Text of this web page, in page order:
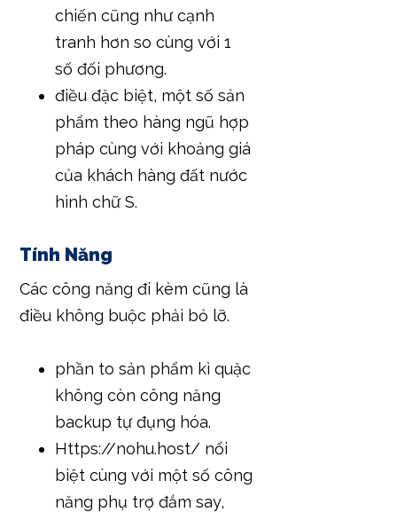
chiến cũng như cạnh
tranh hơn so cùng với 1
số đối phương.
điều đặc biệt, một số sản
phẩm theo hàng ngũ hợp
pháp cùng với khoảng giá
của khách hàng đất nước
hình chữ S.
Tính Năng
Các công năng đi kèm cũng là
điều không buộc phải bỏ lỡ.
phần to sản phẩm kì quặc
không còn công năng
backup tự đụng hóa.
Https://nohu.host/ nổi
biệt cùng với một số công
năng phụ trợ đắm say,